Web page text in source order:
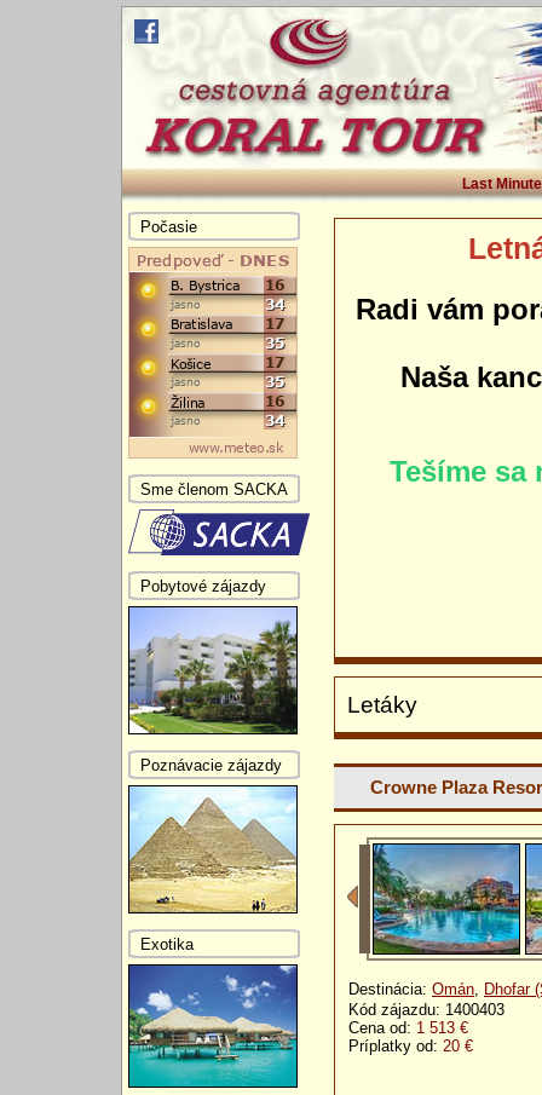
Last Minute
Radi vám
Naša
Tešíme sa
Letáky
Crowne Plaza
Destinácia: Omán, Dhofar
Kód zájazdu: 1400403
Cena od: 1 513 €
Príplatky od: 20 €
Počasie
Sme členom SACKA
Pobytové zájazdy
Poznávacie zájazdy
Exotika